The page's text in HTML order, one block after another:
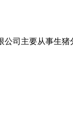
公司主要从事生